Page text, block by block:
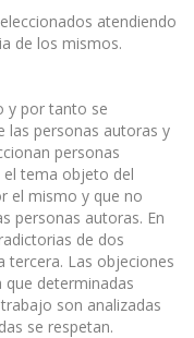
atendiendo
de los mismos.
y por tanto se
las personas autoras y
personas
el tema objeto del
el mismo y que no
personas autoras. En
de dos
tercera. Las objeciones
que determinadas
son analizadas
se respetan.